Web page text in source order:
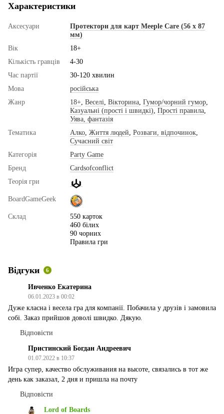
Характеристики
Аксесуари
Протектори для карт Meeple Care (56 х 87
мм)
Вік
18+
Кількість гравців
4-30
Час партії
30-120 хвилин
Мова
російська
Жанр
18+ Веселі Вікторина Гумор/чорний гумор
Казуальні (прості і швидкі) Прості правила
Уява, фантазія
Тематика
Алко Життя людей Розваги, відпочинок
Сучасний світ
Категорія
Party Game
Бренд
Cardsofconflict
Теорія гри
BoardGameGeek
Склад
550 карток
460 білих
90 чорних
Правила гри
Відгуки 6
Ивченко Екатерина
06.01.2023 в 00:02
Дуже класна і весела гра для компанії. Побачила у друзів і замовила
собі. Заказ прийшов доволі швидко. Дякую.
Відповісти
Пристинский Богдан Андреевич
01.07.2022 в 10:37
Игра супер, качество обслуживания на высоте, связались в тот же
день как заказал, 2 дня и пришла на почту
Відповісти
Lord of Boards